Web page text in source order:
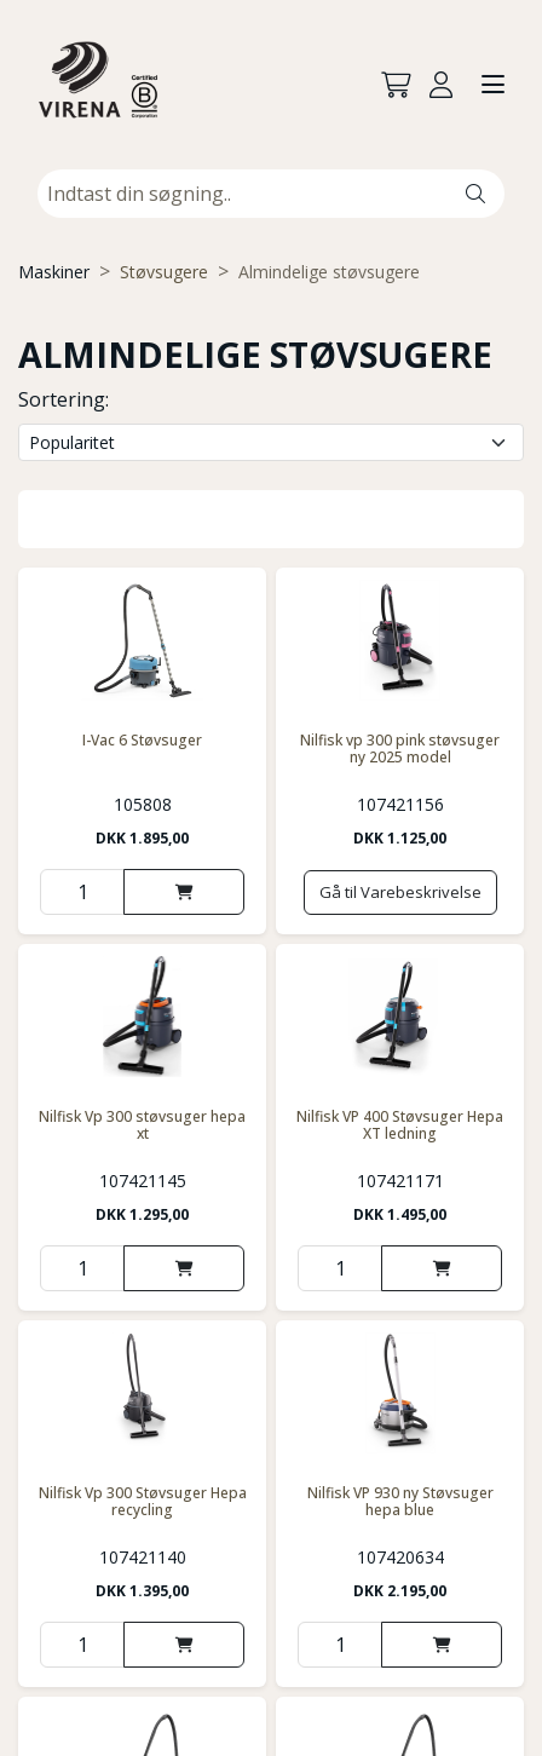
Maskiner Støvsugere Almindelige støvsugere
ALMINDELIGE STØVSUGERE
Sortering:
I-Vac 6 Støvsuger
105808
DKK1.895,00
Nilfisk vp 300 pink støvsuger
ny 2025 model
107421156
DKK1.125,00
Gå til Varebeskrivelse
Nilfisk Vp 300 støvsuger hepa
xt
107421145
DKK1.295,00
Nilfisk VP 400 Støvsuger Hepa
XT ledning
107421171
DKK1.495,00
Nilfisk Vp 300 Støvsuger Hepa
recycling
107421140
DKK1.395,00
Nilfisk VP 930 ny Støvsuger
hepa blue
107420634
DKK 2.195,00